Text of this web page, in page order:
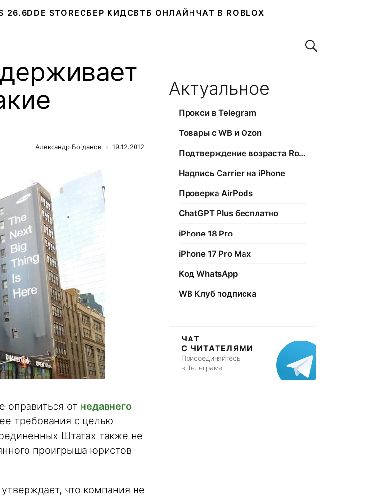
26.6DDE STORE СБЕР КИДСВТБ ОНЛАЙН ЧАТ В ROBLOX
Поиск по сайту
Александр Богданов 19.12.2012
оправиться от недавнего
требования с целью
Штатах также не
проигрыша юристов
что компания не
Актуальное
Прокси в Telegram
Товары с WB и Ozon
Подтверждение возраста Roblox
Надпись Carrier на iPhone
Проверка AirPods
ChatGPT Plus бесплатно
iPhone 18 Pro
iPhone 17 Pro Max
Код WhatsApp
WB Клуб подписка
ЧАТ
С ЧИТАТЕЛЯМИ
Присоединяйтесь
в Телеграме